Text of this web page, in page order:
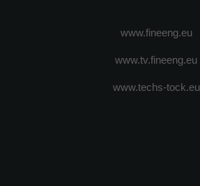
www.fineeng.eu
www.tv.fineeng.eu
www.techs-tock.eu